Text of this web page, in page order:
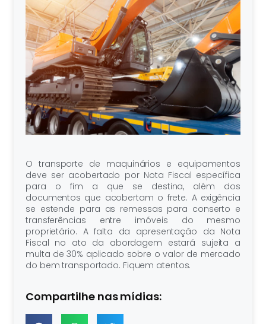
O transporte de maquinários e equipamentos
deve ser acobertado por Nota Fiscal específica
para o fim a que se destina, além dos
documentos que acobertam o frete. A exigência
se estende para as remessas para conserto e
transferências entre imóveis do mesmo
proprietário. A falta da apresentação da Nota
Fiscal no ato da abordagem estará sujeita a
multa de 30% aplicado sobre o valor de mercado
do bem transportado. Fiquem atentos.
Compartilhe nas mídias: